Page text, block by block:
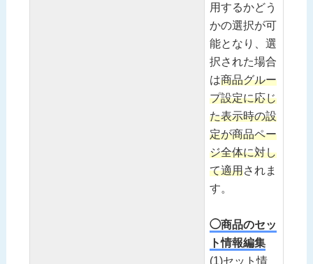
用するかどう
かの選択が可
能となり、選
択された場合
は商品グルー
プ設定に応じ
た表示時の設
定が商品ペー
ジ全体に対し
て適用されま
す。
◯商品のセッ
ト情報編集
(1)セット情